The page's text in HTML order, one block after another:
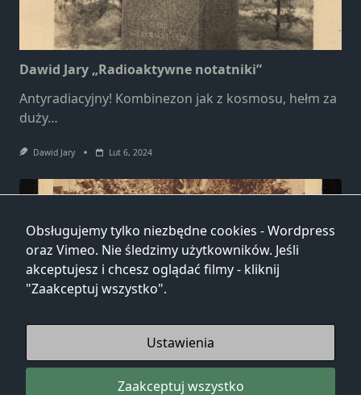
Dawid Jary „Radioaktywne notatniki”
Antyradiacyjny! Kombinezon jak z kosmosu, hełm za
duży…
Dawid Jary Lut 6, 2024
Dawid Jary „Miłość cudzoziemki”
Jak szalenie plotkowały gazety, Jej imię szeptały z
Lut 6, 2021
Obsługujemy tylko niezbędne cookies - Wordpress
oraz Vimeo. Nie śledzimy użytkowników. Jeśli
akceptujesz i chcesz oglądać filmy - kliknij
"Zaakceptuj wszystko".
Ustawienia
Zaakceptuj wszystko